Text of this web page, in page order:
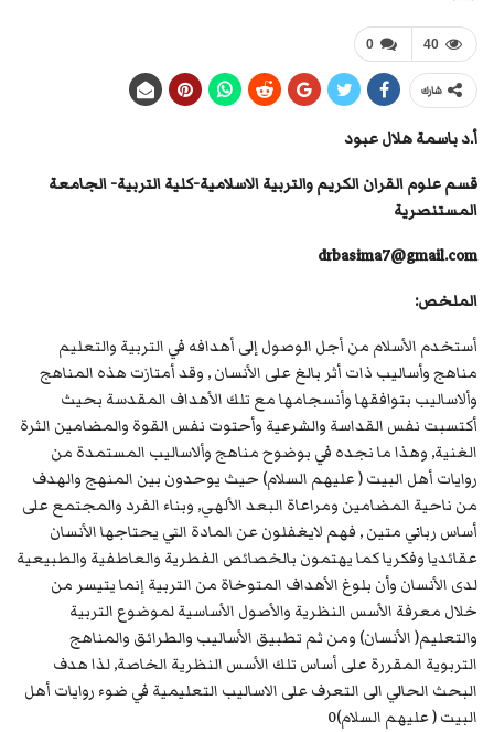
0 40
شارك
أ.د باسمة هلال عبود
قسم علوم القران الكريم والتربية الاسلامية-كلية التربية- الجامعة
المستنصرية
drbasima7@gmail.com
الملخص:
أستخدم الأسلام من أجل الوصول إلى أهدافه في التربية والتعليم
مناهج وأساليب ذات أثر بالغ على الأنسان , وقد أمتازت هذه المناهج
وألاساليب بتوافقها وأنسجامها مع تلك الأهداف المقدسة بحيث
أكتسبت نفس القداسة والشرعية وأحتوت نفس القوة والمضامين الثرة
الغنية, وهذا ما نجده في بوضوح مناهج وألاساليب المستمدة من
روايات أهل البيت ( عليهم السلام) حيث يوحدون بين المنهج والهدف
من ناحية المضامين ومراعاة البعد الألهي, وبناء الفرد والمجتمع على
أساس رباني متين , فهم لايغفلون عن المادة التي يحتاجها الأنسان
عقائديا وفكريا كما يهتمون بالخصائص الفطرية والعاطفية والطبيعية
لدى الأنسان وأن بلوغ الأهداف المتوخاة من التربية إنما يتيسر من
خلال معرفة الأسس النظرية والأصول الأساسية لموضوع التربية
والتعليم( الأنسان) ومن ثم تطبيق الأساليب والطرائق والمناهج
التربوية المقررة على أساس تلك الأسس النظرية الخاصة, لذا هدف
البحث الحالي الى التعرف على الاساليب التعليمية في ضوء روايات أهل
البيت ( عليهم السلام)0